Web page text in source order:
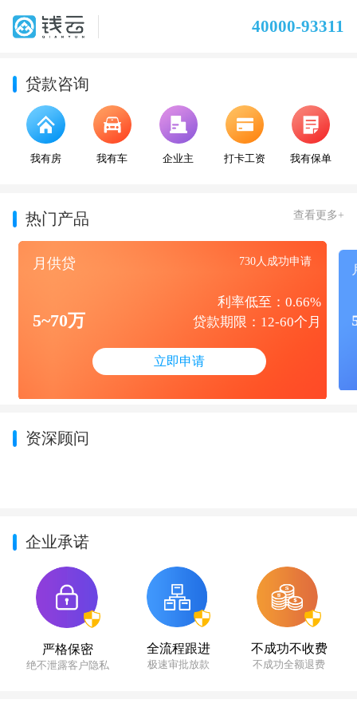
40000-93311
贷款咨询
我有房 我有车 企业主 打卡工资 我有保单
热门产品 查看更多+
月供贷 730人成功申请
5~70万
利率低至：0.66%
贷款期限：12-60个月
立即申请
资深顾问
企业承诺
严格保密
绝不泄露客户隐私
全流程跟进
极速审批放款
不成功不收费
不成功全额退费